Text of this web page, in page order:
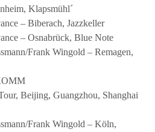
Klapsmühl´
– Biberach, Jazzkeller
– Osnabrück, Blue Note
Frank Wingold – Remagen,
Beijing, Guangzhou, Shanghai
Frank Wingold – Köln,